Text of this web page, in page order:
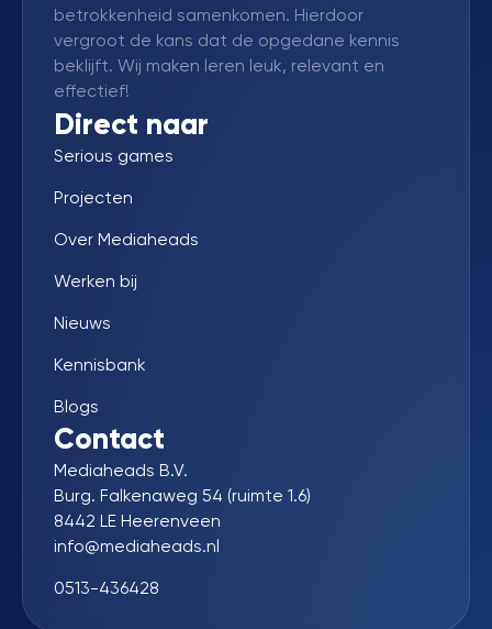
betrokkenheid samenkomen. Hierdoor
vergroot de kans dat de opgedane kennis
beklijft. Wij maken leren leuk, relevant en
effectief!
Direct naar
Serious games
Projecten
Over Mediaheads
Werken bij
Nieuws
Kennisbank
Blogs
Contact
Mediaheads B.V.
Burg. Falkenaweg 54 (ruimte 1.6)
8442 LE Heerenveen
info@mediaheads.nl
0513-436428